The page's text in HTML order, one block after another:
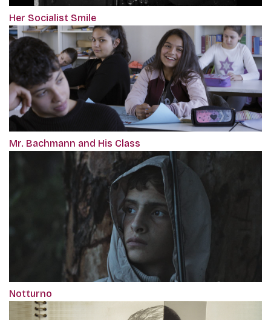
Her Socialist Smile
Mr. Bachmann and His Class
Notturno